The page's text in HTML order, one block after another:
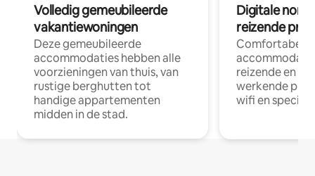
Volledig gemeubileerde
vakantiewoningen
Deze gemeubileerde
accommodaties hebben alle
voorzieningen van thuis, van
rustige berghutten tot
handige appartementen
midden in de stad.
Digitale
reizende
Comfortabele
reizende en
werkende
wifi en